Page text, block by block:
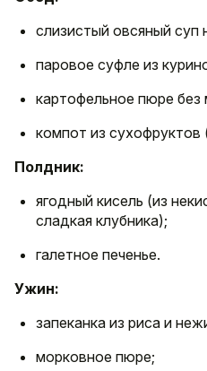
слизистый овсяный
паровое суфле из
картофельное пюре без
компот из сухофруктов
Полдник:
ягодный кисель (из
сладкая клубника);
галетное печенье.
Ужин:
запеканка из риса и
морковное пюре;